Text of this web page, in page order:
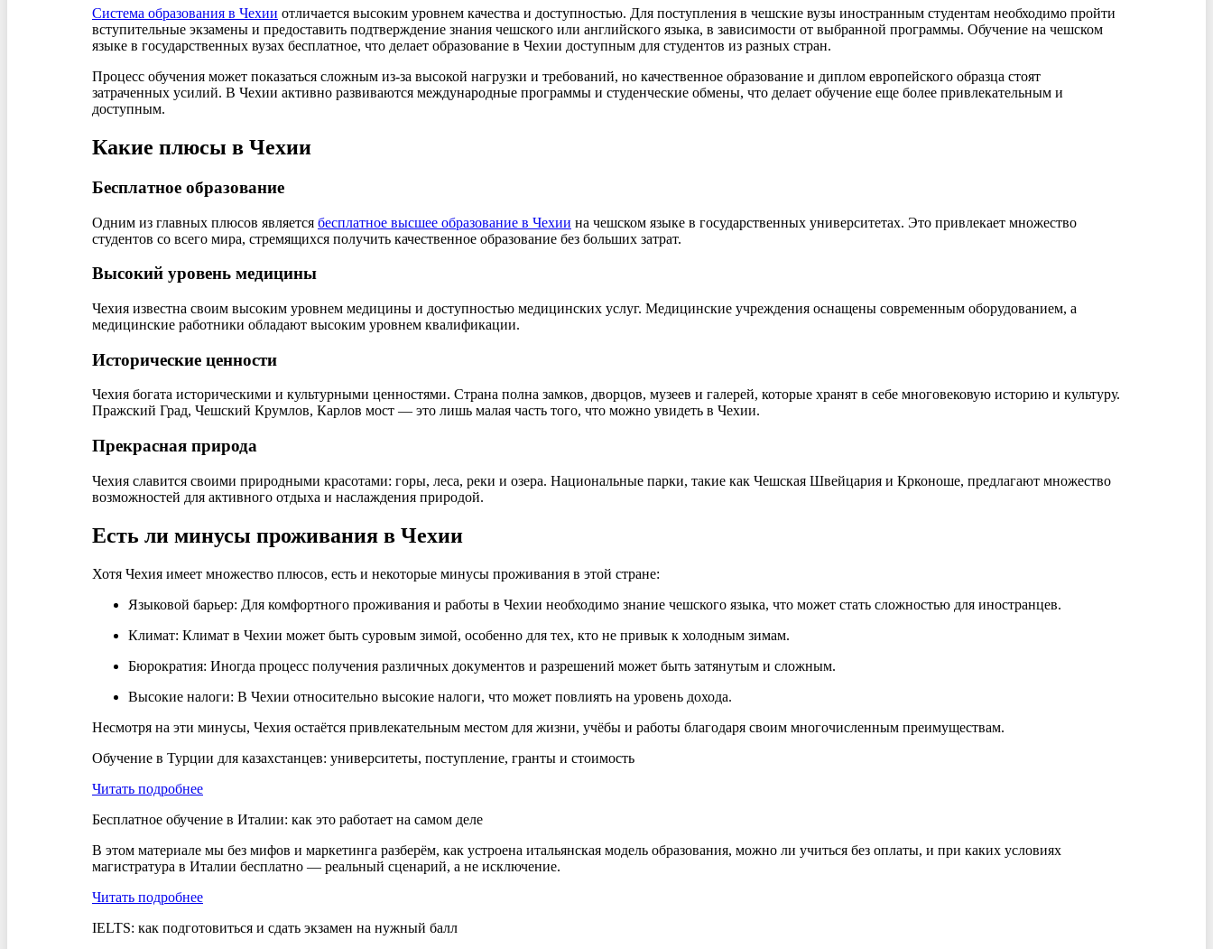
Система образования в Чехии отличается высоким уровнем качества и доступностью. Для поступления в чешские вузы иностранным студентам необходимо пройти
вступительные экзамены и предоставить подтверждение знания чешского или английского языка, в зависимости от выбранной программы. Обучение на чешском
языке в государственных вузах бесплатное, что делает образование в Чехии доступным для студентов из разных стран.
Процесс обучения может показаться сложным из-за высокой нагрузки и требований, но качественное образование и диплом европейского образца стоят
затраченных усилий. В Чехии активно развиваются международные программы и студенческие обмены, что делает обучение еще более привлекательным и
доступным.
Какие плюсы в Чехии
Бесплатное образование
Одним из главных плюсов является бесплатное высшее образование в Чехии на чешском языке в государственных университетах. Это привлекает множество
студентов со всего мира, стремящихся получить качественное образование без больших затрат.
Высокий уровень медицины
Чехия известна своим высоким уровнем медицины и доступностью медицинских услуг. Медицинские учреждения оснащены современным оборудованием, а
медицинские работники обладают высоким уровнем квалификации.
Исторические ценности
Чехия богата историческими и культурными ценностями. Страна полна замков, дворцов, музеев и галерей, которые хранят в себе многовековую историю и культуру.
Пражский Град, Чешский Крумлов, Карлов мост — это лишь малая часть того, что можно увидеть в Чехии.
Прекрасная природа
Чехия славится своими природными красотами: горы, леса, реки и озера. Национальные парки, такие как Чешская Швейцария и Крконоше, предлагают множество
возможностей для активного отдыха и наслаждения природой.
Есть ли минусы проживания в Чехии
Хотя Чехия имеет множество плюсов, есть и некоторые минусы проживания в этой стране:
Языковой барьер: Для комфортного проживания и работы в Чехии необходимо знание чешского языка, что может стать сложностью для иностранцев.
Климат: Климат в Чехии может быть суровым зимой, особенно для тех, кто не привык к холодным зимам.
Бюрократия: Иногда процесс получения различных документов и разрешений может быть затянутым и сложным.
Высокие налоги: В Чехии относительно высокие налоги, что может повлиять на уровень дохода.
Несмотря на эти минусы, Чехия остаётся привлекательным местом для жизни, учёбы и работы благодаря своим многочисленным преимуществам.
Обучение в Турции для казахстанцев: университеты, поступление, гранты и стоимость
Читать подробнее
Бесплатное обучение в Италии: как это работает на самом деле
В этом материале мы без мифов и маркетинга разберём, как устроена итальянская модель образования, можно ли учиться без оплаты, и при каких условиях
магистратура в Италии бесплатно — реальный сценарий, а не исключение.
Читать подробнее
IELTS: как подготовиться и сдать экзамен на нужный балл